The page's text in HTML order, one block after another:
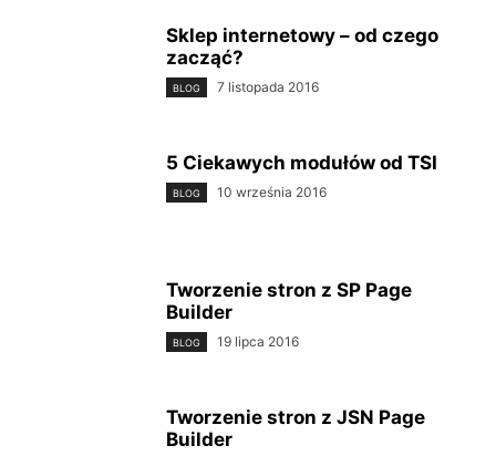
Sklep internetowy – od czego
zacząć?
BLOG 7 listopada 2016
5 Ciekawych modułów od TSI
BLOG 10 września 2016
Tworzenie stron z SP Page
Builder
BLOG 19 lipca 2016
Tworzenie stron z JSN Page
Builder